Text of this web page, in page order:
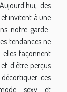
des
invitent à une
notre garde-
tendances ne
façonnent
d'être perçus
ces
sexy et